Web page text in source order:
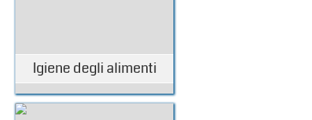
Igiene degli alimenti